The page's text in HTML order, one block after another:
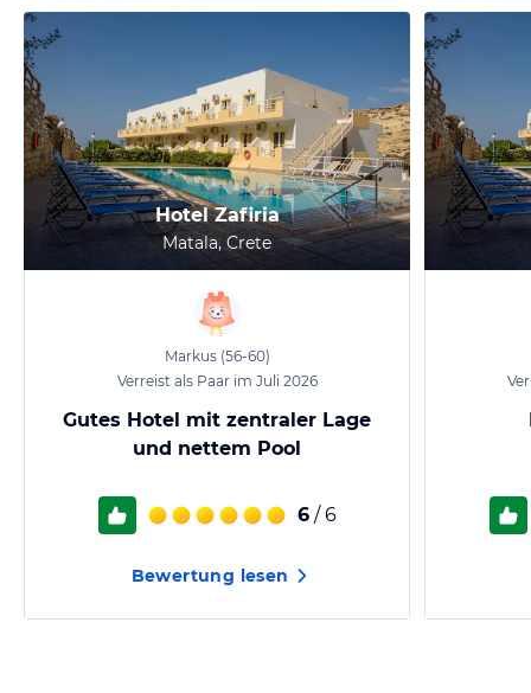
Hotel Zafiria
Matala, Crete
Markus (56-60)
Verreist als Paar im Juli 2026
Gutes Hotel mit zentraler Lage
und nettem Pool
6 / 6
Bewertung lesen